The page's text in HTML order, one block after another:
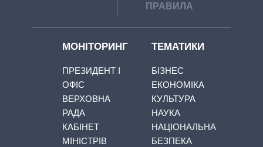
ПРАВИЛА
МОНІТОРИНГ
ПРЕЗИДЕНТ І
ОФІС
ВЕРХОВНА
РАДА
КАБІНЕТ
МІНІСТРІВ
ТЕМАТИКИ
БІЗНЕС
ЕКОНОМІКА
КУЛЬТУРА
НАУКА
НАЦІОНАЛЬНА
БЕЗПЕКА